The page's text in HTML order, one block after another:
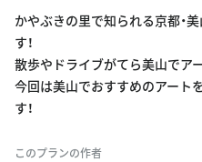
かやぶきの里で知られる京都・
す！
散歩やドライブがてら美山でア
今回は美山でおすすめのアート
す！
このプランの作者